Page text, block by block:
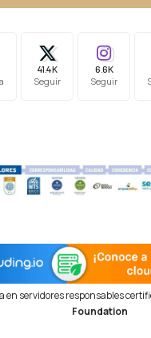
41.4K
Seguir
6.6K
Seguir
en servidores responsables
Foundation